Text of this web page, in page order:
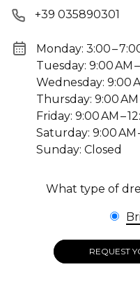
+39 035890301
Monday: 3:00 –
Tuesday: 9:00 AM
Wednesday: 9:00
Thursday: 9:00 AM
Friday: 9:00 AM –
Saturday: 9:00 AM
Sunday: Closed
What type of
REQUEST